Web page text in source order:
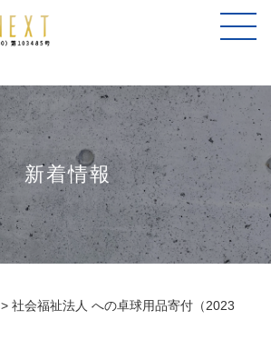
新着情報
> 社会福祉法人 への卓球用品寄付（2023